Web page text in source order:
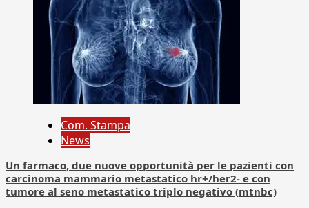
Com. Stampa
News
Un farmaco, due nuove opportunità per le pazienti con
carcinoma mammario metastatico hr+/her2- e con
tumore al seno metastatico triplo negativo (mtnbc)